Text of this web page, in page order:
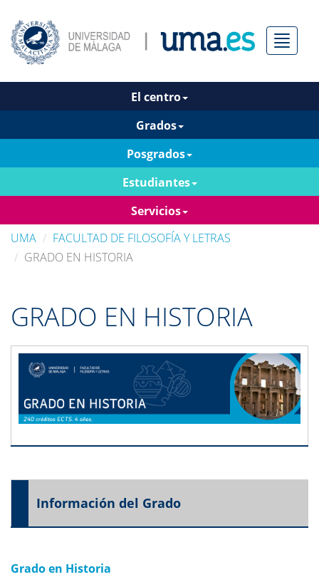
Menú
El centro
Grados
Posgrados
Estudiantes
Servicios
UMA
FACULTAD DE FILOSOFÍA Y LETRAS
GRADO EN HISTORIA
GRADO EN HISTORIA
Información del Grado
Grado en Historia